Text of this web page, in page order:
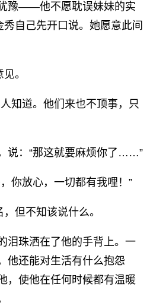
豫——他不愿耽误妹妹的实
秀自己先开口说。她愿意此间
。
知道。他们来也不顶事，只
说：“那这就要麻烦你了……”
你放心，一切都有我哩！”
但不知该说什么。
泪珠洒在了他的手背上。一
他还能对生活有什么抱怨
，使他在任何时候都有温暖